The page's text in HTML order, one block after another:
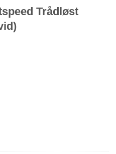
Trådløst